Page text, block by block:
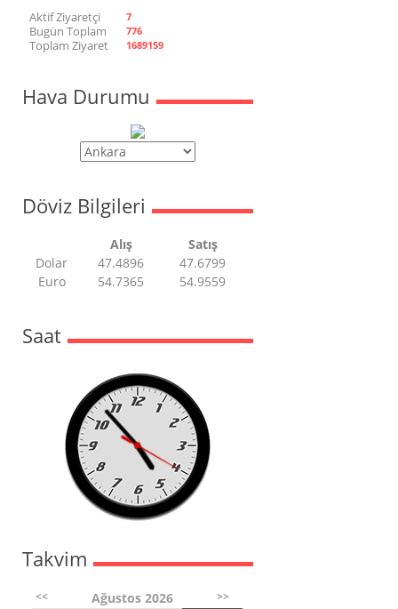
Aktif Ziyaretçi 7
Bugün Toplam 776
Toplam Ziyaret 1689159
Hava Durumu
Döviz Bilgileri
Alış
Satış
Dolar
47.4896
47.6799
Euro
54.7365 54.9559
Saat
Takvim
<< Ağustos 2026 >>